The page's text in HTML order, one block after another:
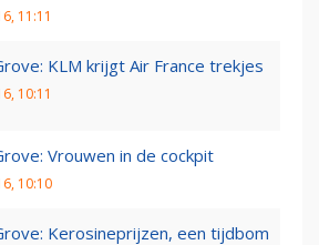
11:11
KLM krijgt Air France trekjes
10:11
Vrouwen in de cockpit
10:10
Kerosineprijzen, een tijdbom